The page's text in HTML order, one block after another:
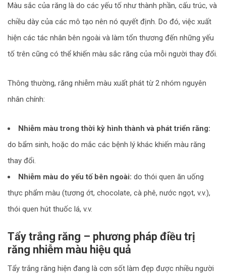
Màu sắc của răng là do các yếu tố như thành phần, cấu trúc, và
chiều dày của các mô tạo nên nó quyết định. Do đó, việc xuất
hiện các tác nhân bên ngoài và làm tổn thương đến những yếu
tố trên cũng có thể khiến màu sắc răng của mỗi người thay đổi.
Thông thường, răng nhiễm màu xuất phát từ 2 nhóm nguyên
nhân chính:
Nhiễm màu trong thời kỳ hình thành và phát triển răng:
do bẩm sinh, hoặc do mắc các bệnh lý khác khiến màu răng
thay đổi.
Nhiễm màu do yếu tố bên ngoài: do thói quen ăn uống
thực phẩm màu (tương ớt, chocolate, cà phê, nước ngọt, v.v.),
thói quen hút thuốc lá, v.v.
Tẩy trắng răng – phương pháp điều trị
răng nhiễm màu hiệu quả
Tẩy trắng răng hiện đang là cơn sốt làm đẹp được nhiều người